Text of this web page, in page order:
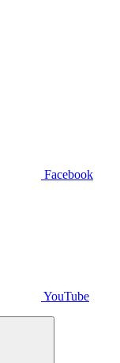
Facebook
YouTube